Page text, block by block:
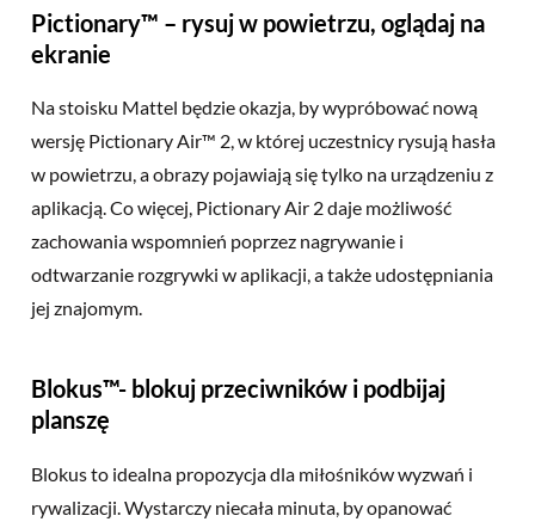
Pictionary™ – rysuj w powietrzu, oglądaj na
ekranie
Na stoisku Mattel będzie okazja, by wypróbować nową
wersję Pictionary Air™ 2, w której uczestnicy rysują hasła
w powietrzu, a obrazy pojawiają się tylko na urządzeniu z
aplikacją. Co więcej, Pictionary Air 2 daje możliwość
zachowania wspomnień poprzez nagrywanie i
odtwarzanie rozgrywki w aplikacji, a także udostępniania
jej znajomym.
Blokus™- blokuj przeciwników i podbijaj
planszę
Blokus to idealna propozycja dla miłośników wyzwań i
rywalizacji. Wystarczy niecała minuta, by opanować